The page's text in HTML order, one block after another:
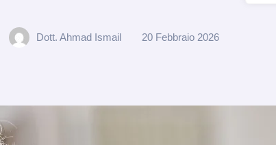
Dott. Ahmad Ismail 20 Febbraio 2026